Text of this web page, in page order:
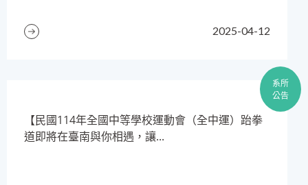
2025-04-12
系所
公告
​【民國114年全國中等學校運動會（全中運）跆拳
道即將在臺南與你相遇，讓...